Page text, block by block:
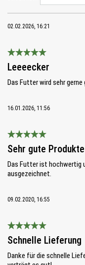
02.02.2026, 16:21
Bewertung mit 5 von 5
Leeeecker
Das Futter wird sehr
16.01.2026, 11:56
Bewertung mit 5 von 5
Sehr gute Produkte
Das Futter ist hochwertig
ausgezeichnet.
09.02.2020, 16:55
Bewertung mit 5 von 5
Schnelle Lieferung
Danke für die schnelle